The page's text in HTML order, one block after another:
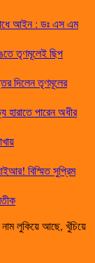
আইন : ডঃ এস এম
তৃণমূলেই ছিপ
দিলেন তৃণমূলের
হারাতে পারেন অধীর
বিস্মিত সুপ্রিম
লুকিয়ে আছে, খুঁচিয়ে